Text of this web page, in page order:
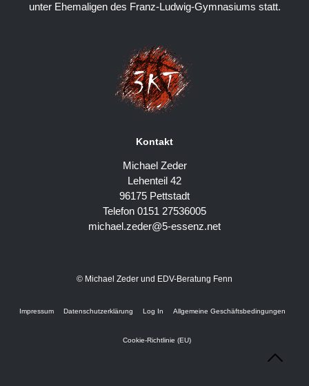
unter Ehemaligen des Franz-Ludwig-Gymnasiums statt.
Kontakt
Michael Zeder
Lehenteil 42
96175 Pettstadt
Telefon 0151 27536005
michael.zeder@5-essenz.net
© Michael Zeder und EDV-Beratung Fenn
Impressum Datenschutzerklärung Log In Allgemeine Geschäftsbedingungen
Cookie-Richtlinie (EU)